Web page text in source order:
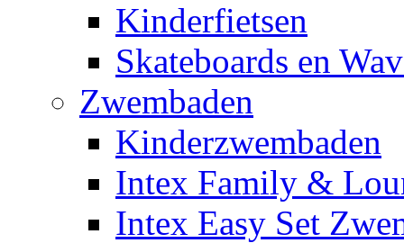
Kinderfietsen
Skateboards en
Zwembaden
Kinderzwembaden
Intex Family &
Intex Easy Set